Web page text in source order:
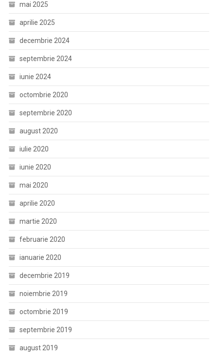
mai 2025
aprilie 2025
decembrie 2024
septembrie 2024
iunie 2024
octombrie 2020
septembrie 2020
august 2020
iulie 2020
iunie 2020
mai 2020
aprilie 2020
martie 2020
februarie 2020
ianuarie 2020
decembrie 2019
noiembrie 2019
octombrie 2019
septembrie 2019
august 2019